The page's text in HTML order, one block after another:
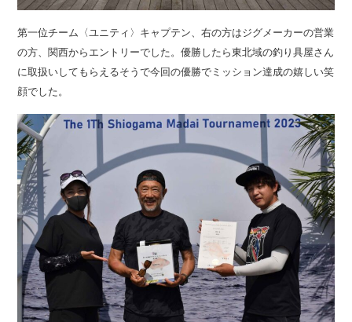
第一位チーム〈ユニティ〉キャプテン、右の方はジグメーカーの営業
の方、関西からエントリーでした。優勝したら東北域の釣り具屋さん
に取扱いしてもらえるそうで今回の優勝でミッション達成の嬉しい笑
顔でした。